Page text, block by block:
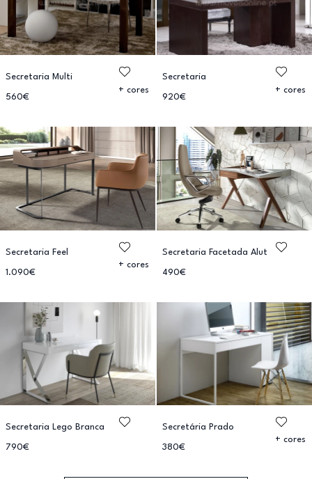
Secretaria Multi
560€
+ cores
Secretaria
920€
+ cores
Secretaria Feel
1.090€
+ cores
Secretaria Facetada Alut
490€
Secretaria Lego Branca
790€
Secretária Prado
380€
+ cores